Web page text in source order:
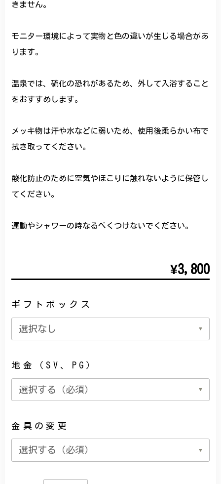
きません。
モニター環境によって実物と色の違いが生じる場合があ
ります。
温泉では、硫化の恐れがあるため、外して入浴すること
をおすすめします。
メッキ物は汗や水などに弱いため、使用後柔らかい布で
拭き取ってください。
酸化防止のために空気やほこりに触れないように保管し
てください。
運動やシャワーの時なるべくつけないでください。
¥3,800
ギフトボックス
地金（SV、PG）
金具の変更